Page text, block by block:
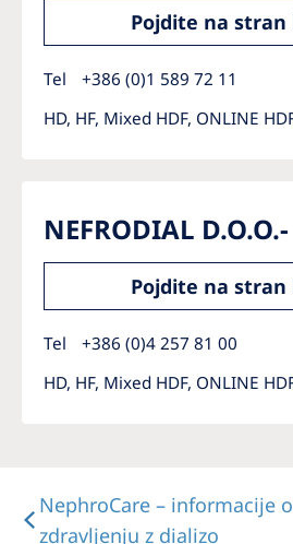
Pojdite na
Tel
+386 (0)1 589 72 11
HD, HF, Mixed HDF, ONLINE
NEFRODIAL
Pojdite na
Tel
+386 (0)4 257 81 00
HD, HF, Mixed HDF, ONLINE
NephroCare – informacije
zdravljenju z dializo